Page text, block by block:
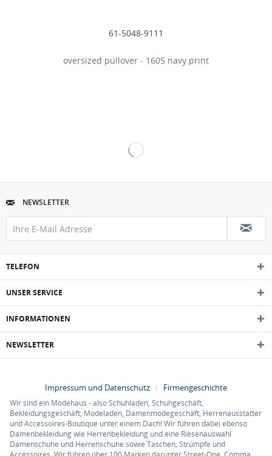
61-5048-9111
oversized pullover - 1605 navy print
NEWSLETTER
TELEFON
UNSER SERVICE
INFORMATIONEN
NEWSLETTER
Impressum und Datenschutz Firmengeschichte
Wir sind ein Modehaus - also Schuhladen, Schuhgeschäft,
Bekleidungsgeschäft, Modeladen, Damenmodegeschäft, Herrenausstatter
und Accessoires-Boutique unter einem Dach! Wir führen dabei ebenso
Damenbekleidung wie Herrenbekleidung und eine Riesenauswahl
Damenschuhe und Herrenschuhe sowie Taschen, Strümpfe und